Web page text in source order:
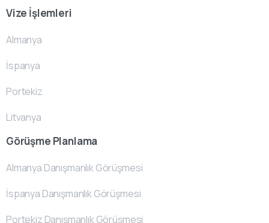
Vize İşlemleri
Almanya
İspanya
Portekiz
Litvanya
Görüşme Planlama
Almanya Danışmanlık Görüşmesi
İspanya Danışmanlık Görüşmesi
Portekiz Danışmanlık Görüşmesi